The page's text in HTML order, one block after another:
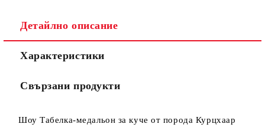
Детайлно описание
Характеристики
Свързани продукти
Шоу Табелка-медальон за куче от порода Курцхаар